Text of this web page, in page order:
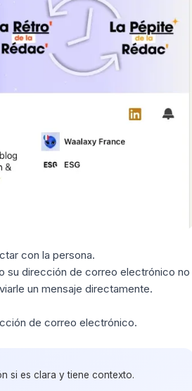
con la persona.
su dirección de correo electrónico no
un mensaje directamente.
de correo electrónico.
si es clara y tiene contexto.